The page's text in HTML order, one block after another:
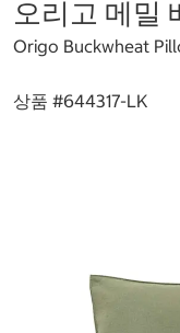
오리고 메밀
Origo Buckwheat
상품 #644317-LK